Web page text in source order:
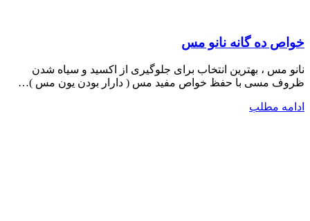
خواص ده گانه نانو مس
نانو مس ، بهترین انتخاب برای جلوگیری از اکسید و سیاه شدن
ظروف مسی با حفظ خواص مفید مس ( دارار بودن یون مس )…
ادامه مطلب